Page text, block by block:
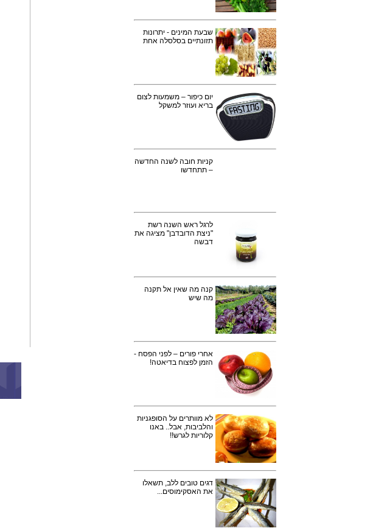
שבעת המינים - יתרונות
תזונתיים בסלסלה אחת
יום כיפור – משמעות לצום
בריא ועוזר למשקל
קניות חובה לשנה החדשה
– תתחדשו
לרגל ראש השנה רשת
"ניצת הדובדבן" מציגה את
דבשה
קנה מה שאין אל תקנה
מה שיש
אחרי פורים – לפני הפסח -
הזמן לפצוח בדיאטה!
לא מוותרים על הסופגניות
והלביבות, אבל.. באנו
קלוריות לגרש!!
דגים טובים ללב, תשאלו
את האסקימוסים...